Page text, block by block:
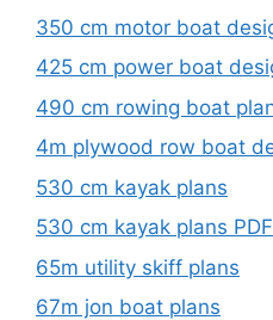
350 cm motor boat
425 cm power boat
490 cm rowing boat
4m plywood row boat
530 cm kayak plans
530 cm kayak plans PDF
65m utility skiff plans
67m jon boat plans